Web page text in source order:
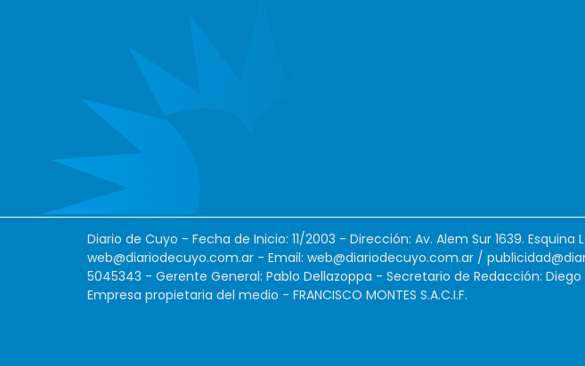
Diario de Cuyo - Fecha de Inicio: 11/2003 - Dirección: Av. Alem Sur 1639.
web@diariodecuyo.com.ar - Email: web@diariodecuyo.com.ar /
5045343 - Gerente General: Pablo Dellazoppa - Secretario de Redacción:
Empresa propietaria del medio - FRANCISCO MONTES S.A.C.I.F.